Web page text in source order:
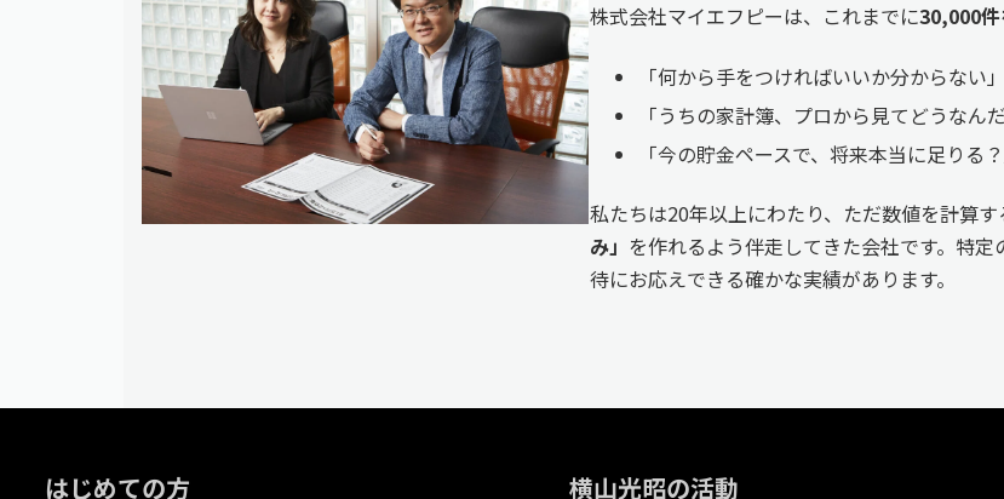
株式会社マイエフピーは、これまでに30,000
「何から手をつければいいか分からない」
「うちの家計簿、プロから見てどうなんだ
「今の貯金ペースで、将来本当に足りる？
私たちは20年以上にわたり、ただ数値を計算
み」 を作れるよう伴走してきた会社です。特
待にお応えできる確かな実績があります。
はじめての方 横山光昭の活動